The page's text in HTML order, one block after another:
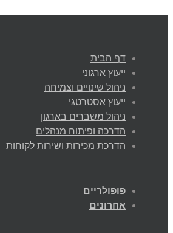
דף הבית
ייעוץ ארגוני
ניהול שינויים וצמיחה
ייעוץ אסטרטגי
ניהול משברים בארגון
הדרכה ופיתוח מנהלים
הדרכת מכירות ושירות לקוחות
פופולריים
אחרונים